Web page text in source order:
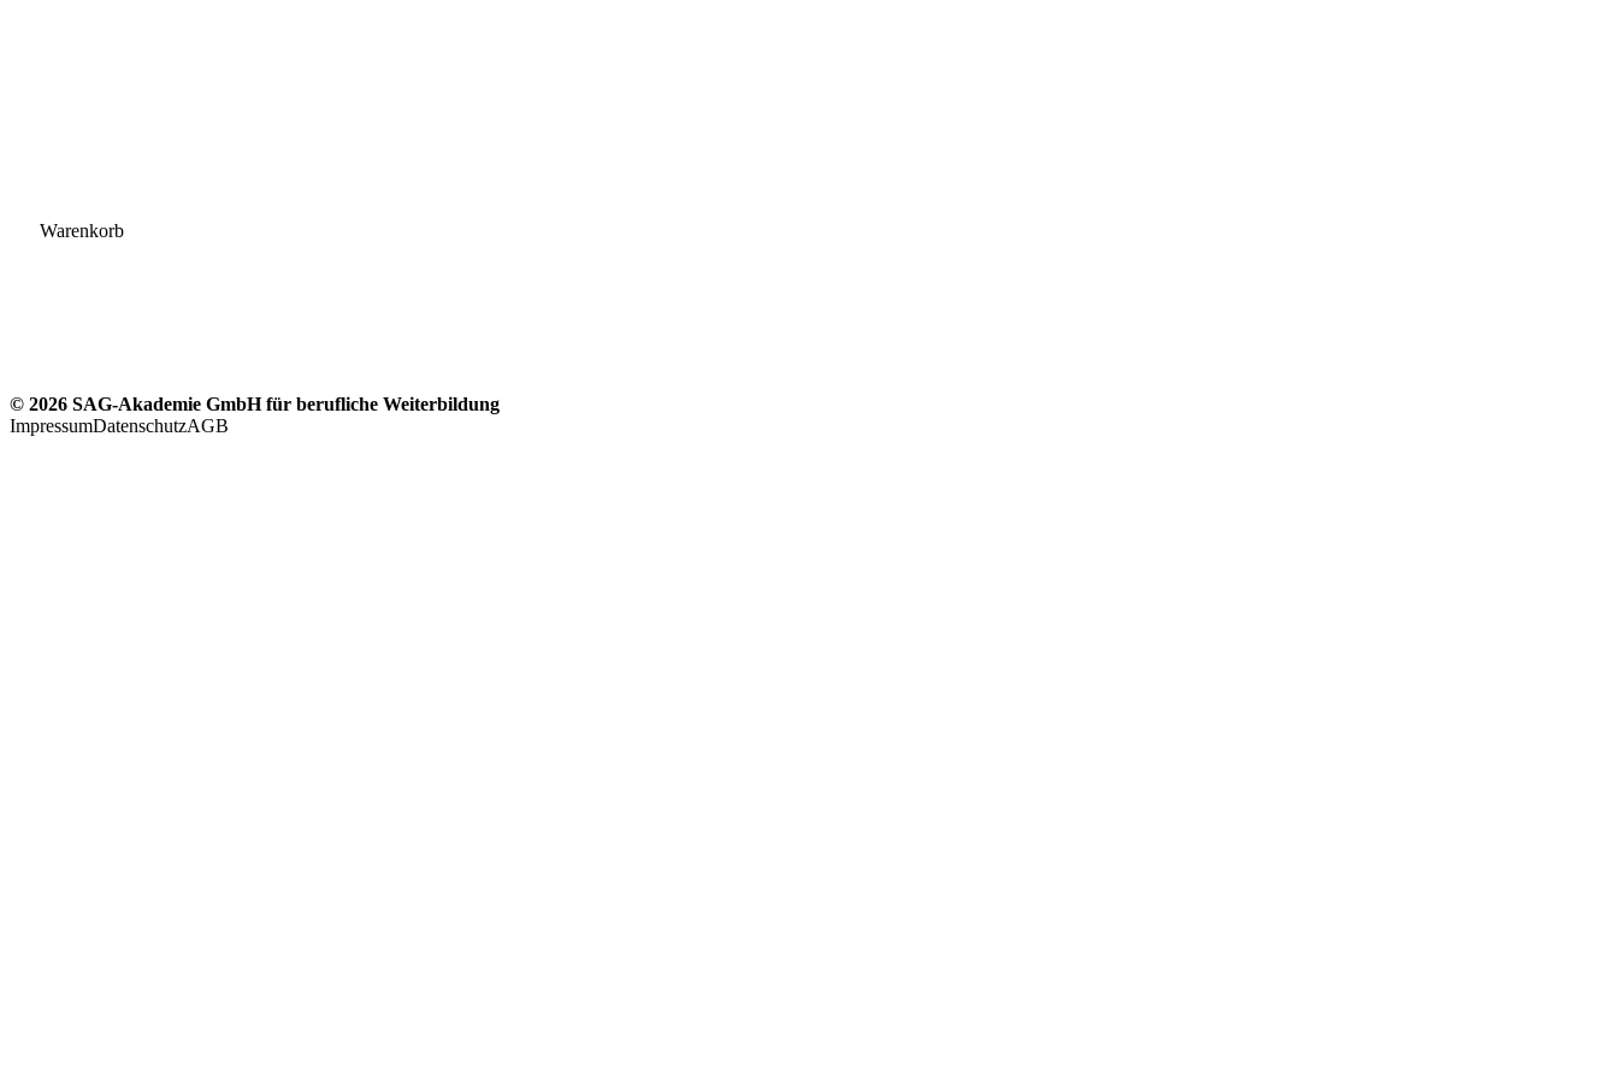
Warenkorb
© 2026 SAG-Akademie GmbH für berufliche Weiterbildung
ImpressumDatenschutzAGB